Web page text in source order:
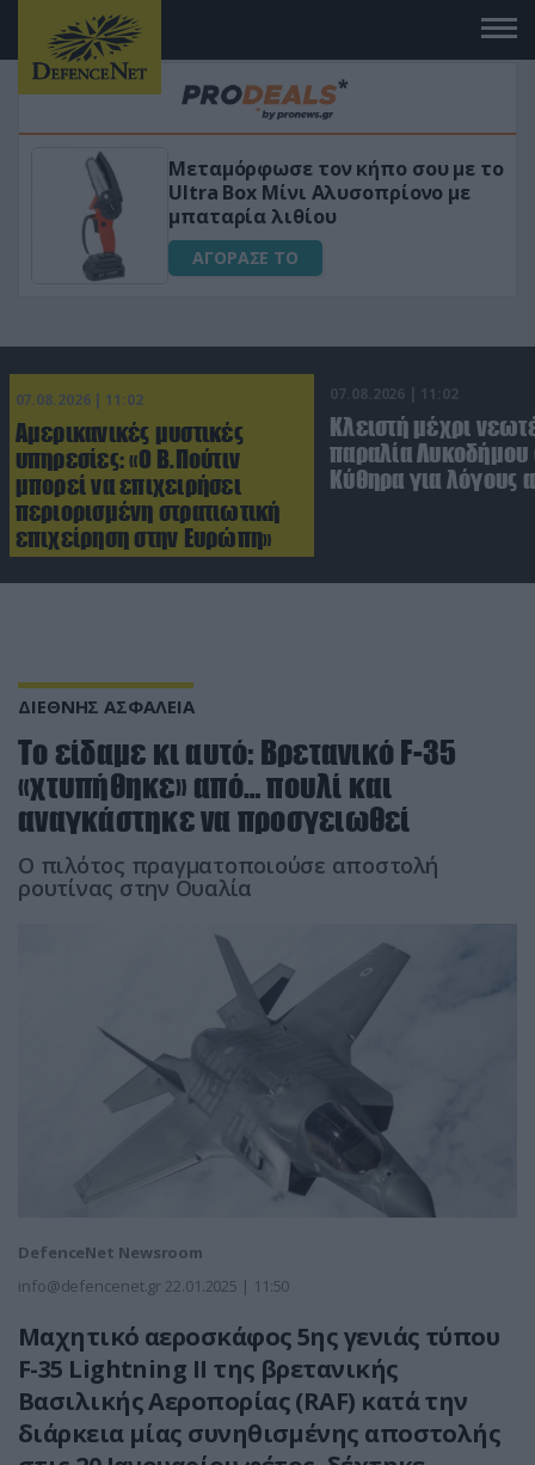
Μεταμόρφωσε τον κήπο σου με το
Ultra Box Μίνι Αλυσοπρίονο με
μπαταρία λιθίου
ΑΓΟΡΑΣΕ ΤΟ
07.08.2026 | 11:02
Αμερικανικές μυστικές
υπηρεσίες: «Ο Β.Πούτιν
μπορεί να επιχειρήσει
περιορισμένη στρατιωτική
επιχείρηση στην Ευρώπη»
07.08.2026 | 11:02
Κλειστή μέχρι
παραλία Λυκοδήμου
Κύθηρα για λόγους
ΔΙΕΘΝΗΣ ΑΣΦΑΛΕΙΑ
Το είδαμε κι αυτό: Βρετανικό F-35
«χτυπήθηκε» από… πουλί και
αναγκάστηκε να προσγειωθεί
Ο πιλότος πραγματοποιούσε αποστολή
ρουτίνας στην Ουαλία
DefenceNet Newsroom
info@defencenet.gr 22.01.2025 | 11:50
Μαχητικό αεροσκάφος 5ης γενιάς τύπου
F-35 Lightning II της βρετανικής
Βασιλικής Αεροπορίας (RAF) κατά την
διάρκεια μίας συνηθισμένης αποστολής